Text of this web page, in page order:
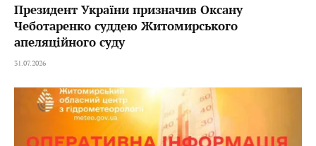
Президент України призначив Оксану
Чеботаренко суддею Житомирського
апеляційного суду
31.07.2026